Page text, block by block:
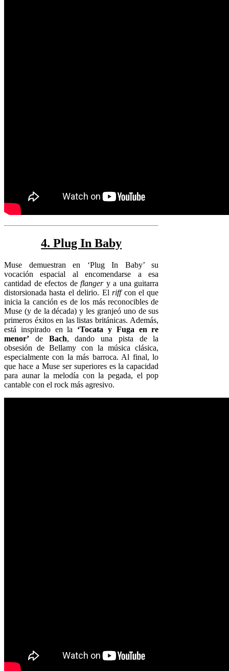
4. Plug In Baby
Muse demuestran en ‘Plug In Baby’ su
vocación espacial al encomendarse a esa
cantidad de efectos deflangery a una guitarra
distorsionada hasta el delirio. Elriffcon el que
inicia la canción es de los más reconocibles de
Muse (y de la década) y les granjeó uno de sus
primeros éxitos en las listas británicas. Además,
está inspirado en la ‘Tocata y Fuga en re
menor’ de Bach, dando una pista de la
obsesión de Bellamy con la música clásica,
especialmente con la más barroca. Al final, lo
que hace a Muse ser superiores es la capacidad
para aunar la melodía con la pegada, el pop
cantable con el rock más agresivo.